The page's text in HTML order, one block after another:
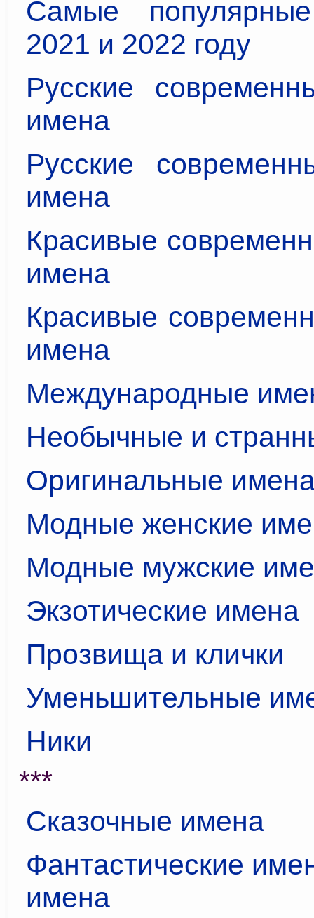
Самые
2021 и 2022 году
Русские
имена
Русские
имена
Красивые
имена
Красивые
имена
Международные
Необычные и
Оригинальные
Модные женские
Модные мужские
Экзотические имена
Прозвища и клички
Уменьшительные
Ники
***
Сказочные имена
Фантастические
имена